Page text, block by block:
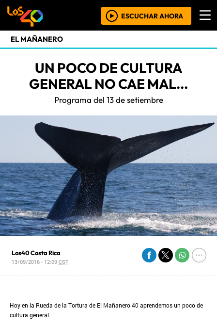
ESCUCHAR AHORA
EL MAÑANERO
UN POCO DE CULTURA
GENERAL NO CAE MAL...
Programa del 13 de setiembre
Los40 Costa Rica
13/09/2016 - 12:09CST
Hoy en la Rueda de la Tortura de El Mañanero 40 aprendemos un poco de
cultura general.